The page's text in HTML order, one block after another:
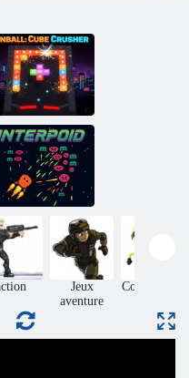
Pinball :
Broyeur de
cubes
Interpoïde
Jeux
aventure
Compétence